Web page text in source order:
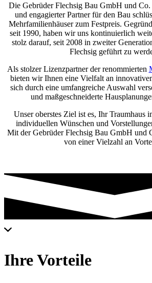
Die Gebrüder Flechsig Bau GmbH und
und engagierter Partner für den Bau
Mehrfamilienhäuser zum Festpreis.
seit 1990, haben wir uns kontinuierlich
stolz darauf, seit 2008 in zweiter
Flechsig geführt zu
Als stolzer Lizenzpartner der renommierten
bieten wir Ihnen eine Vielfalt an
sich durch eine umfangreiche Auswahl
und maßgeschneiderte
Unser oberstes Ziel ist es, Ihr Traumhaus
individuellen Wünschen und
Mit der Gebrüder Flechsig Bau GmbH und
von einer Vielzahl an
Ihre Vorteile